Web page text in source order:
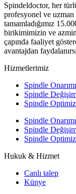
Spindeldoctor, her
profesyonel ve uzman
tamamladığımız
birikimimizin ve
çapında faaliyet
avantajdan
Hizmetlerimiz
Spindle Onarımı
Spindle
Spindle
Spindle Onarımı
Spindle
Spindle
Hukuk & Hizmet
Canlı talep
Künye